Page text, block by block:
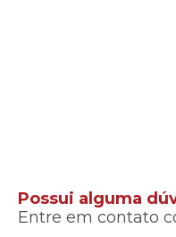
Possui alguma
Entre em contato